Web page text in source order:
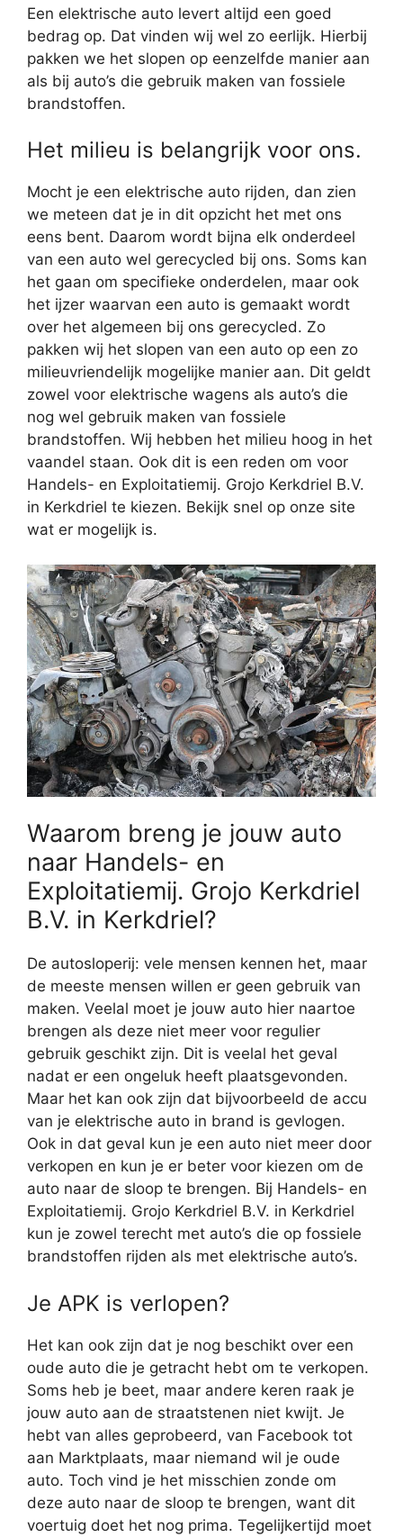
Een elektrische auto levert altijd een goed
bedrag op. Dat vinden wij wel zo eerlijk. Hierbij
pakken we het slopen op eenzelfde manier aan
als bij auto’s die gebruik maken van fossiele
brandstoffen.
Het milieu is belangrijk voor ons.
Mocht je een elektrische auto rijden, dan zien
we meteen dat je in dit opzicht het met ons
eens bent. Daarom wordt bijna elk onderdeel
van een auto wel gerecycled bij ons. Soms kan
het gaan om specifieke onderdelen, maar ook
het ijzer waarvan een auto is gemaakt wordt
over het algemeen bij ons gerecycled. Zo
pakken wij het slopen van een auto op een zo
milieuvriendelijk mogelijke manier aan. Dit geldt
zowel voor elektrische wagens als auto’s die
nog wel gebruik maken van fossiele
brandstoffen. Wij hebben het milieu hoog in het
vaandel staan. Ook dit is een reden om voor
Handels- en Exploitatiemij. Grojo Kerkdriel B.V.
in Kerkdriel te kiezen. Bekijk snel op onze site
wat er mogelijk is.
Waarom breng je jouw auto
naar Handels- en
Exploitatiemij. Grojo Kerkdriel
B.V. in Kerkdriel?
De autosloperij: vele mensen kennen het, maar
de meeste mensen willen er geen gebruik van
maken. Veelal moet je jouw auto hier naartoe
brengen als deze niet meer voor regulier
gebruik geschikt zijn. Dit is veelal het geval
nadat er een ongeluk heeft plaatsgevonden.
Maar het kan ook zijn dat bijvoorbeeld de accu
van je elektrische auto in brand is gevlogen.
Ook in dat geval kun je een auto niet meer door
verkopen en kun je er beter voor kiezen om de
auto naar de sloop te brengen. Bij Handels- en
Exploitatiemij. Grojo Kerkdriel B.V. in Kerkdriel
kun je zowel terecht met auto’s die op fossiele
brandstoffen rijden als met elektrische auto’s.
Je APK is verlopen?
Het kan ook zijn dat je nog beschikt over een
oude auto die je getracht hebt om te verkopen.
Soms heb je beet, maar andere keren raak je
jouw auto aan de straatstenen niet kwijt. Je
hebt van alles geprobeerd, van Facebook tot
aan Marktplaats, maar niemand wil je oude
auto. Toch vind je het misschien zonde om
deze auto naar de sloop te brengen, want dit
voertuig doet het nog prima. Tegelijkertijd moet